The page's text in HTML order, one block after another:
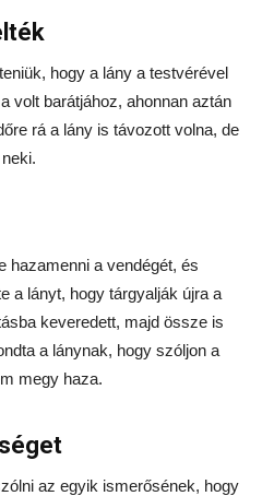
hogy a lány a testvérével
volt barátjához, ahonnan aztán
rá a lány is távozott volna, de
hazamenni a vendégét, és
a lányt, hogy tárgyalják újra a
keveredett, majd össze is
a lánynak, hogy szóljon a
megy haza.
az egyik ismerősének, hogy